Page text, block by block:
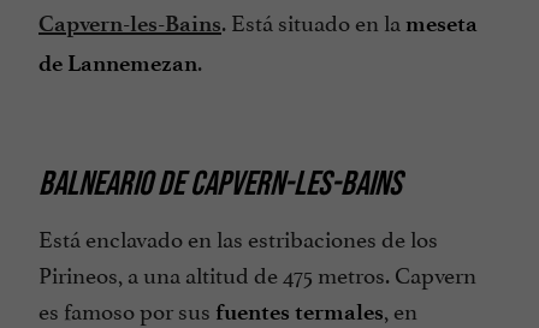
Capvern-les-Bains. Está situado en la meseta
de Lannemezan.
BALNEARIO DE CAPVERN-LES-BAINS
Está enclavado en las estribaciones de los
Pirineos, a una altitud de 475 metros. Capvern
es famoso por sus fuentes termales, en